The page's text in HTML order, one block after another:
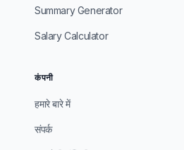
Summary Generator
Salary Calculator
कंपनी
हमारे बारे में
संपर्क